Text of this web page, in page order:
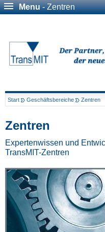
Menu- Zentren
Start Geschäftsbereiche Zentren
Zentren
Expertenwissen und
TransMIT-Zentren